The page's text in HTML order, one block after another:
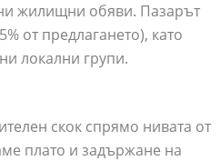
жилищни обяви. Пазарът
от предлагането), като
локални групи.
скок спрямо нивата от
плато и задържане на